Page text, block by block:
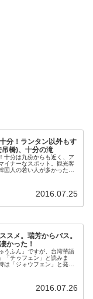
分！ランタン以外もす
橋)、十分の滝
十分は九份からも近く、ア
イナーなスポット。観光客
国人の若い人が多かったで
2016.07.25
スメ。瑞芳からバス。
かった！
うふん」ですが、台湾華語
「チゥフェン」と読みま
は「ジォウフェン」と発音
2016.07.26